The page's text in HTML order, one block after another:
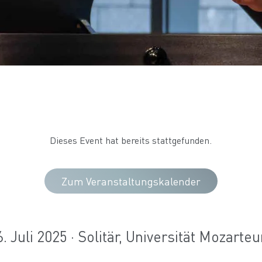
Dieses Event hat bereits stattgefunden.
Zum Veranstaltungskalender
Juli 2025 · Solitär, Universität